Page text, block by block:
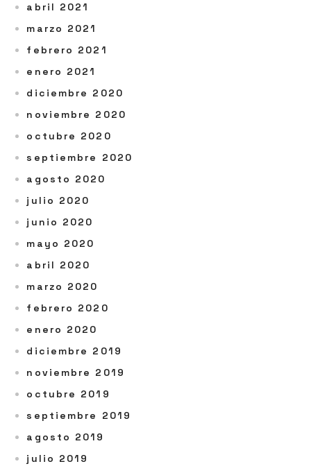
abril 2021
marzo 2021
febrero 2021
enero 2021
diciembre 2020
noviembre 2020
octubre 2020
septiembre 2020
agosto 2020
julio 2020
junio 2020
mayo 2020
abril 2020
marzo 2020
febrero 2020
enero 2020
diciembre 2019
noviembre 2019
octubre 2019
septiembre 2019
agosto 2019
julio 2019